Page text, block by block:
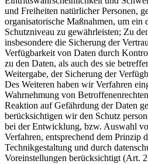
und Freiheiten natürlicher Personen,
organisatorische Maßnahmen, um ein
Schutzniveau zu gewährleisten; Zu
insbesondere die Sicherung der
Verfügbarkeit von Daten durch
zu den Daten, als auch des sie
Weitergabe, der Sicherung der
Des Weiteren haben wir Verfahren
Wahrnehmung von
Reaktion auf Gefährdung der Daten
berücksichtigen wir den Schutz
bei der Entwicklung, bzw. Auswahl
Verfahren, entsprechend dem Prinzip
Technikgestaltung und durch
Voreinstellungen berücksichtigt (Art.